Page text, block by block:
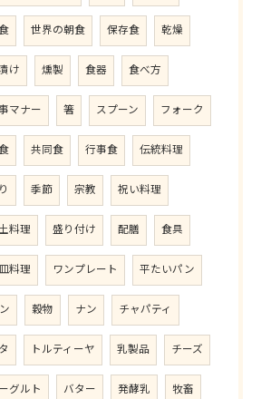
世界の朝食 保存食 乾燥
け 燻製 食器 食べ方
マナー 箸 スプーン フォーク
共同食 行事食 伝統料理
季節 宗教 祝い料理
料理 盛り付け 配膳 食具
料理 ワンプレート 平たいパン
穀物 ナン チャパティ
トルティーヤ 乳製品 チーズ
グルト バター 発酵乳 牧畜